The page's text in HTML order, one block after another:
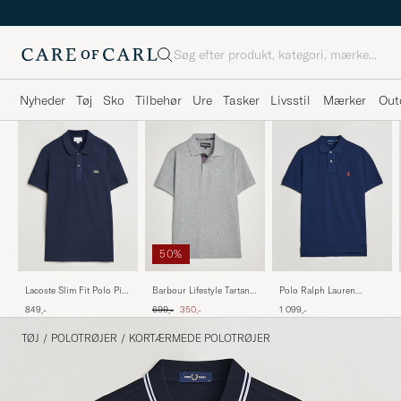
Søg
Nyheder Tøj Sko Tilbehør Ure Tasker Livsstil Mærker
Lacoste Slim Fit Polo Piké
849,-
50%
Barbour Lifestyle Tartan
Ordinary pris
699,- Nedsat pris
350,-
Polo Ralph Lauren
Newport Navy
1 099,-
TØJ / POLOTRØJER / KORTÆRMEDE POLOTRØJER